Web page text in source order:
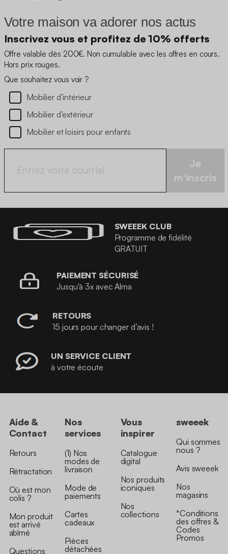
Votre maison va adorer nos actus
Inscrivez vous et profitez de 10% offerts
Offre valable dès 200€. Non cumulable avec les offres en cours.
Hors prix rouges.
Que souhaitez vous voir ?
Mobilier d’intérieur
Mobilier d’extérieur
Mobilier et loisirs pour enfants
Je
m'inscris
SWEEEK CLUB
Programme de fidélité
GRATUIT
PAIEMENT SÉCURISÉ
Jusqu'à 3x avec Alma
RETOURS
15 jours pour changer d’avis !
UN SERVICE CLIENT
à votre écoute
Aide &
Contact
Retours
Rétractation
Où est mon
colis ?
Mon produit
est arrivé
abîmé
Questions
Nos
services
(1) Nos
modes de
livraison
Mode de
paiements
Cartes
cadeaux
Pièces
détachées
Vous
inspirer
Catalogue
digital
Nos produits
iconiques
Nos
collections
sweeek
Qui sommes
nous ?
Avis sweeek
Nos
magasins
*Conditions
des offres &
Codes
Promos